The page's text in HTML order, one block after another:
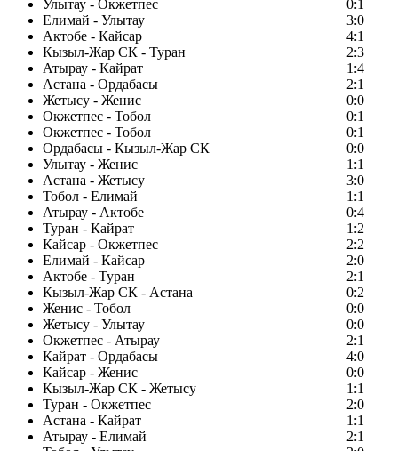
Улытау - Окжетпес
0:1
Елимай - Улытау
3:0
Актобе - Кайсар
4:1
Кызыл-Жар СК - Туран
2:3
Атырау - Кайрат
1:4
Астана - Ордабасы
2:1
Жетысу - Женис
0:0
Окжетпес - Тобол
0:1
Окжетпес - Тобол
0:1
Ордабасы - Кызыл-Жар СК
0:0
Улытау - Женис
1:1
Астана - Жетысу
3:0
Тобол - Елимай
1:1
Атырау - Актобе
0:4
Туран - Кайрат
1:2
Кайсар - Окжетпес
2:2
Елимай - Кайсар
2:0
Актобе - Туран
2:1
Кызыл-Жар СК - Астана
0:2
Женис - Тобол
0:0
Жетысу - Улытау
0:0
Окжетпес - Атырау
2:1
Кайрат - Ордабасы
4:0
Кайсар - Женис
0:0
Кызыл-Жар СК - Жетысу
1:1
Туран - Окжетпес
2:0
Астана - Кайрат
1:1
Атырау - Елимай
2:1